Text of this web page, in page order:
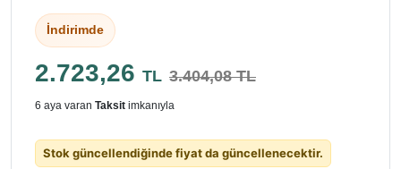
İndirimde
2.723,26 TL 3.404,08 TL
6 aya varan Taksit imkanıyla
Stok güncellendiğinde fiyat da güncellenecektir.